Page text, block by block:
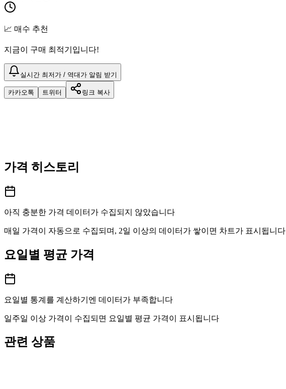
📈 매수 추천
지금이 구매 최적기입니다!
실시간 최저가 / 역대가 알림 받기
카카오톡 트위터 링크 복사
가격 히스토리
아직 충분한 가격 데이터가 수집되지 않았습니다
매일 가격이 자동으로 수집되며, 2일 이상의 데이터가 쌓이면 차트가 표시됩니다
요일별 평균 가격
요일별 통계를 계산하기엔 데이터가 부족합니다
일주일 이상 가격이 수집되면 요일별 평균 가격이 표시됩니다
관련 상품